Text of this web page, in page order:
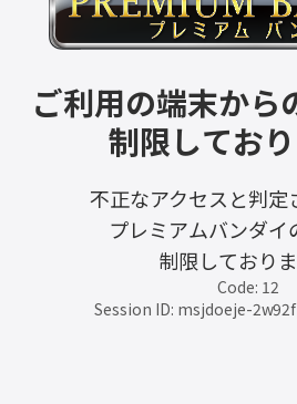
ご利用の端末から
制限しており
不正なアクセスと判定
プレミアムバンダイ
制限しておりま
Code: 12
Session ID: msjdoeje-